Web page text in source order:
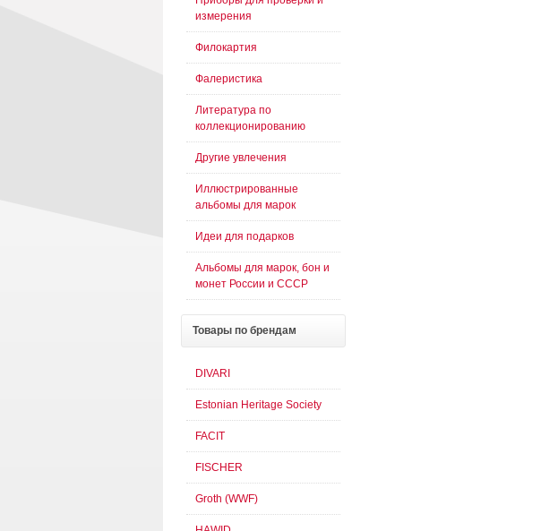
измерения
Филокартия
Фалеристика
Литература по
коллекционированию
Другие увлечения
Иллюстрированные
альбомы для марок
Идеи для подарков
Альбомы для марок, бон и
монет России и СССР
Товары по брендам
DIVARI
Estonian Heritage Society
FACIT
FISCHER
Groth (WWF)